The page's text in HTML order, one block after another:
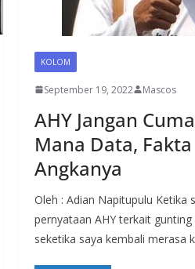
KOLOM
September 19, 2022 Mascos
AHY Jangan
Mana Data,
Angkanya
Oleh : Adian Napitupulu Ketika
pernyataan AHY terkait
seketika saya kembali merasa